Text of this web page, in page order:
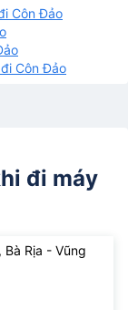
Côn Đảo
Côn Đảo
đi máy
Rịa - Vũng